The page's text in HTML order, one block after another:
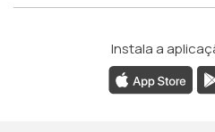
Instala a